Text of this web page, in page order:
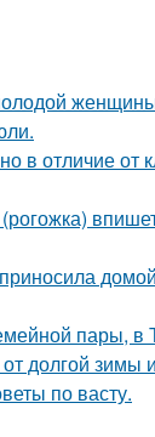
в отличие от
пары, в
долгой зимы
по васту.